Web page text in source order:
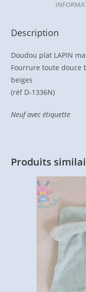
Description
Doudou plat LAPIN
Fourrure toute douce
beiges
(réf D-1336N)
Neuf avec étiquette
Produits